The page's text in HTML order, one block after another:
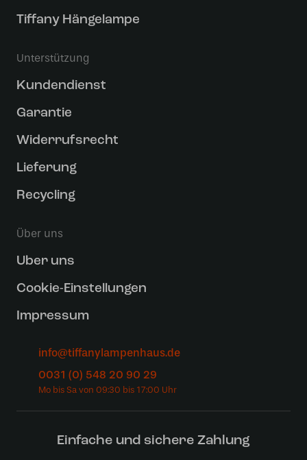
Tiffany Hängelampe
Unterstützung
Kundendienst
Garantie
Widerrufsrecht
Lieferung
Recycling
Über uns
Uber uns
Cookie-Einstellungen
Impressum
info@tiffanylampenhaus.de
0031 (0) 548 20 90 29
Einfache und sichere Zahlung